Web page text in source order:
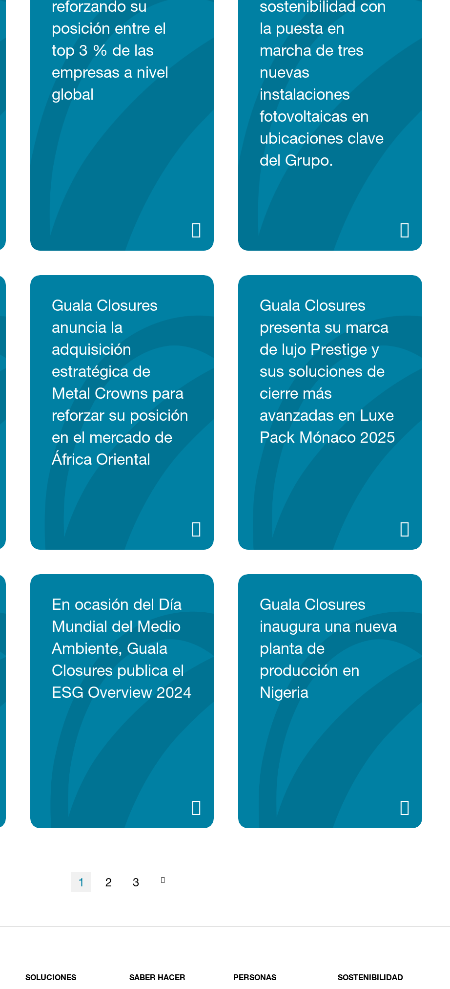
reforzando su
posición entre el
top 3 % de las
empresas a nivel
global
sostenibilidad con
la puesta en
marcha de tres
nuevas
instalaciones
fotovoltaicas en
ubicaciones clave
del Grupo.
Guala Closures
anuncia la
adquisición
estratégica de
Metal Crowns para
reforzar su posición
en el mercado de
África Oriental
Guala Closures
presenta su marca
de lujo Prestige y
sus soluciones de
cierre más
avanzadas en Luxe
Pack Mónaco 2025
En ocasión del Día
Mundial del Medio
Ambiente, Guala
Closures publica el
ESG Overview 2024
Guala Closures
inaugura una nueva
planta de
producción en
Nigeria
Página actual
1 Página
2 Página
3
SOLUCIONES SABER HACER PERSONAS SOSTENIBILIDAD